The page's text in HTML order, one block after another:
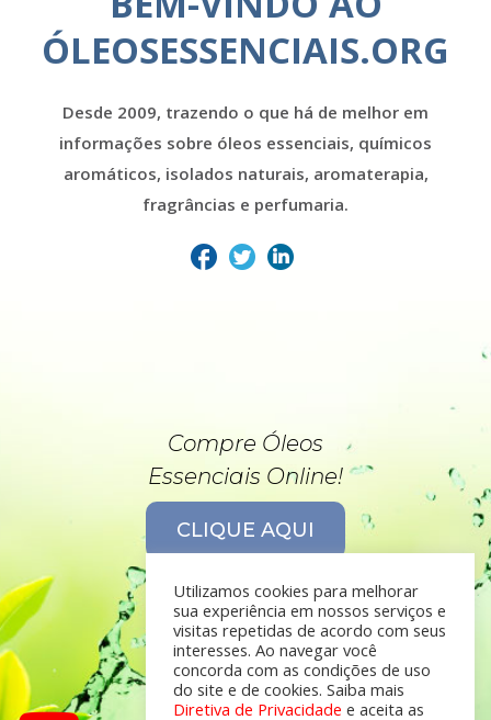
ÓLEOSESSENCIAIS.ORG
Desde 2009, trazendo o que há de melhor em
informações sobre óleos essenciais, químicos
aromáticos, isolados naturais, aromaterapia,
fragrâncias e perfumaria.
Compre Óleos
Essenciais Online!
CLIQUE AQUI
Utilizamos cookies para melhorar
sua experiência em nossos serviços e
visitas repetidas de acordo com seus
interesses. Ao navegar você
concorda com as condições de uso
do site e de cookies. Saiba mais
Diretiva de Privacidade e aceita as